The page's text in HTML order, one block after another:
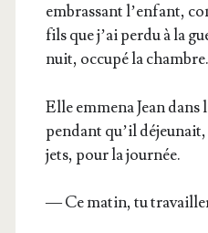
embras­sant l’en­fant,
fils que j’ai per­du à la
nuit, occu­pé la
Elle emme­na Jean dans
pen­dant qu’il
jets, pour la journée.
— Ce matin, tu